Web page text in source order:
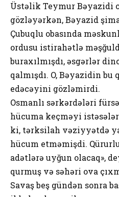
Üstəlik Teymur Bəyazidi
gözləyərkən, Bəyazid
Çubuqlu obasında
ordusu istirahətlə
buraxılmışdı, əsgərlər
qalmışdı. O, Bəyazidin
edəcəyini gözləmirdi.
Osmanlı sərkərdələri
hücuma keçməyi
ki, tərksilah vəziyyətdə
hücum etməmişdi.
adətlərə uyğun olacaq»,
qurmuş və səhəri ova
Savaş beş gündən sonra